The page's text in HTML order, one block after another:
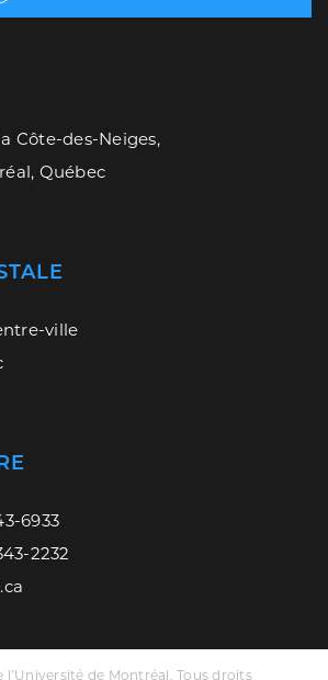
Côte-des-Neiges,
Québec
ville
6933
2232
l’Université de Montréal. Tous droits